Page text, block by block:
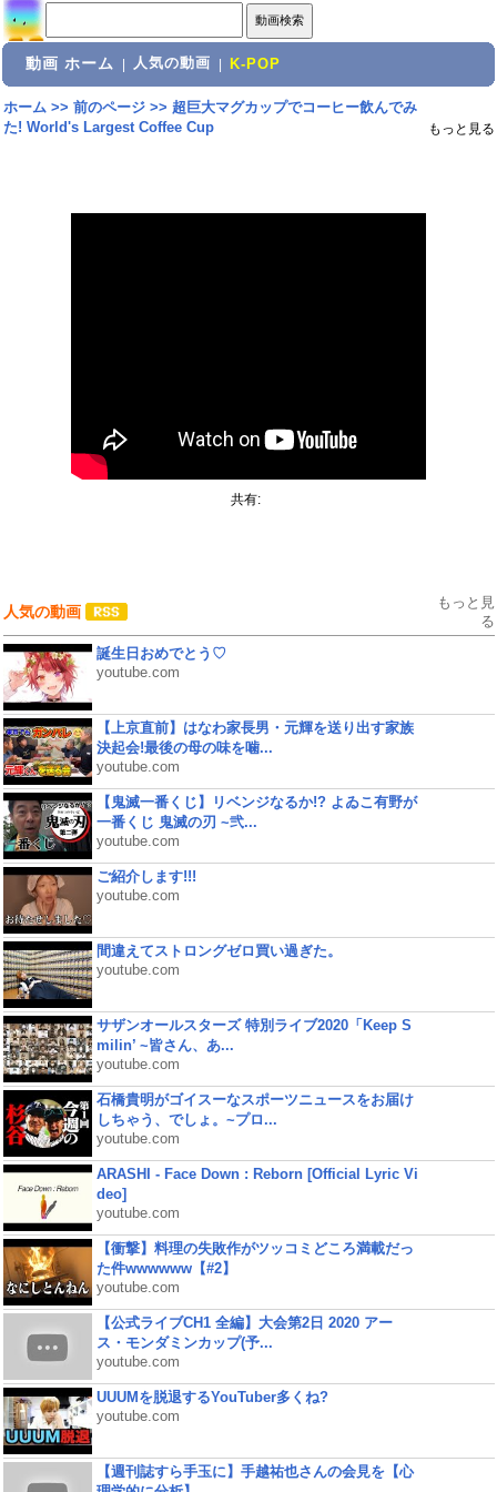
動画 ホーム 人気の動画 K-POP
ホーム>> 前のページ>> 超巨大マグカップでコーヒー飲んでみ
た! World's Largest Coffee Cup
もっと見る
共有:
人気の動画
もっと見
る
誕生日おめでとう♡
youtube.com
【上京直前】はなわ家長男・元輝を送り出す家族
決起会!最後の母の味を噛...
youtube.com
【鬼滅一番くじ】リベンジなるか!? よゐこ有野が
一番くじ 鬼滅の刃 ~弐...
youtube.com
ご紹介します!!!
youtube.com
間違えてストロングゼロ買い過ぎた。
youtube.com
サザンオールスターズ 特別ライブ2020「Keep S
milin’ ~皆さん、あ...
youtube.com
石橋貴明がゴイスーなスポーツニュースをお届け
しちゃう、でしょ。~プロ...
youtube.com
ARASHI - Face Down : Reborn [Official Lyric Vi
deo]
youtube.com
【衝撃】料理の失敗作がツッコミどころ満載だっ
た件wwwwww【#2】
youtube.com
【公式ライブCH1 全編】大会第2日 2020 アー
ス・モンダミンカップ(予...
youtube.com
UUUMを脱退するYouTuber多くね?
youtube.com
【週刊誌すら手玉に】手越祐也さんの会見を【心